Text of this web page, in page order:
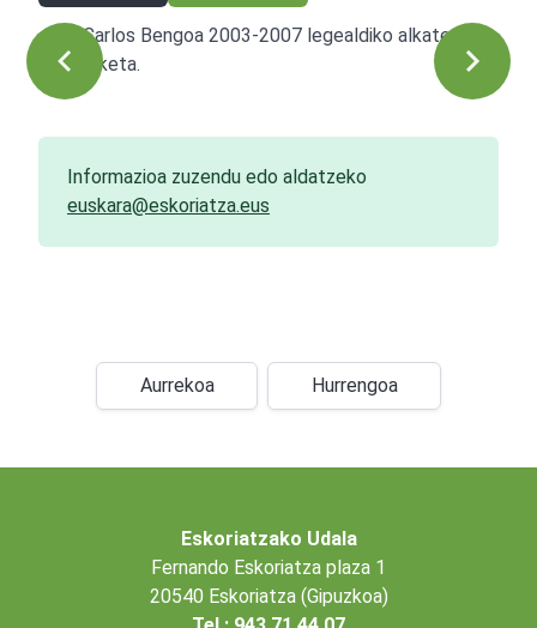
Juan Carlos Bengoa 2003-2007 legealdiko alkateari
elkarrizketa.
Informazioa zuzendu edo aldatzeko
euskara@eskoriatza.eus
Aurrekoa Hurrengoa
Eskoriatzako Udala
Fernando Eskoriatza plaza 1
20540 Eskoriatza (Gipuzkoa)